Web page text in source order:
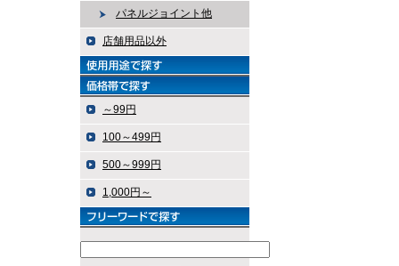
パネルジョイント他
店舗用品以外
～99円
100～499円
500～999円
1,000円～